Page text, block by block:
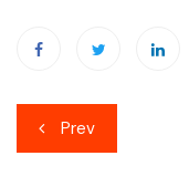
เมนู
นำทาง
Prev